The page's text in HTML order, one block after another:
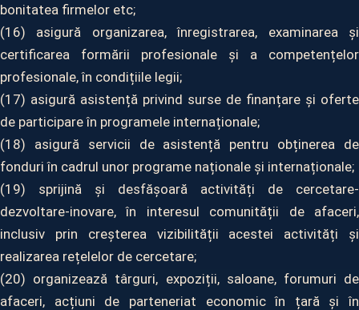
bonitatea firmelor etc;
(16) asigură organizarea, înregistrarea, examinarea și
certificarea formării profesionale și a competențelor
profesionale, în condițiile legii;
(17) asigură asistență privind surse de finanțare și oferte
de participare în programele internaționale;
(18) asigură servicii de asistență pentru obținerea de
fonduri în cadrul unor programe naționale și internaționale;
(19) sprijină și desfășoară activități de cercetare-
dezvoltare-inovare, în interesul comunității de afaceri,
inclusiv prin creșterea vizibilității acestei activități și
realizarea rețelelor de cercetare;
(20) organizează târguri, expoziții, saloane, forumuri de
afaceri, acțiuni de parteneriat economic în țară și în